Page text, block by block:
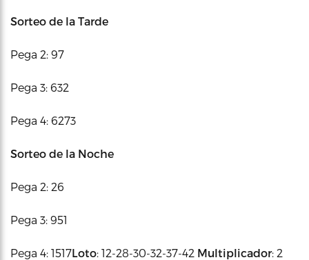
Sorteo de la Tarde
Pega 2: 97
Pega 3: 632
Pega 4: 6273
Sorteo de la Noche
Pega 2: 26
Pega 3: 951
Pega 4: 1517Loto: 12-28-30-32-37-42 Multiplicador: 2